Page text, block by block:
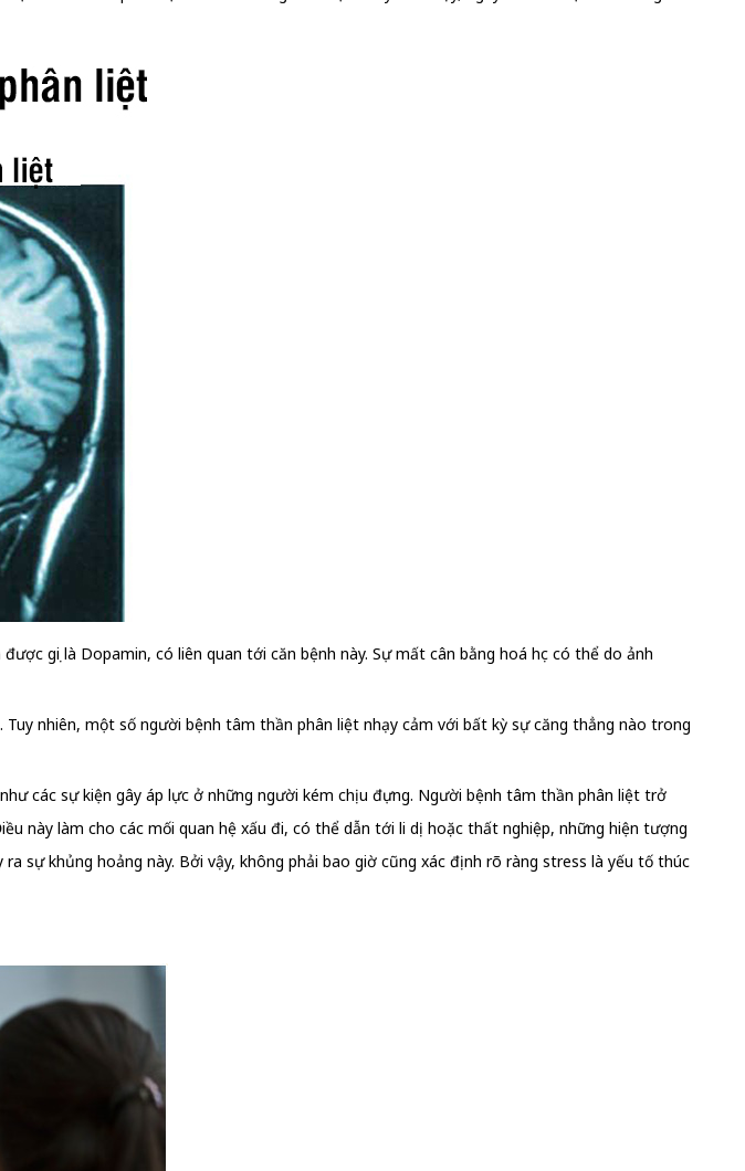
gọi là Dopamin, có liên quan tới căn bệnh này. Sự mất cân bằng hoá học có thể do ảnh
nhiên, một số người bệnh tâm thần phân liệt nhạy cảm với bất kỳ sự căng thẳng nào trong
các sự kiện gây áp lực ở những người kém chịu đựng. Người bệnh tâm thần phân liệt trở
này làm cho các mối quan hệ xấu đi, có thể dẫn tới li dị hoặc thất nghiệp, những hiện tượng
sự khủng hoảng này. Bởi vậy, không phải bao giờ cũng xác định rõ ràng stress là yếu tố thúc